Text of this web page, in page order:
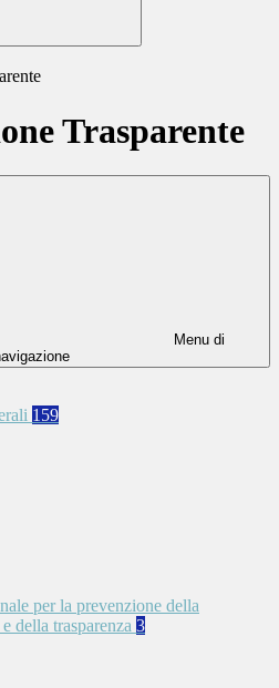
Trasparente
Menu di
159
per la prevenzione della
della trasparenza 3